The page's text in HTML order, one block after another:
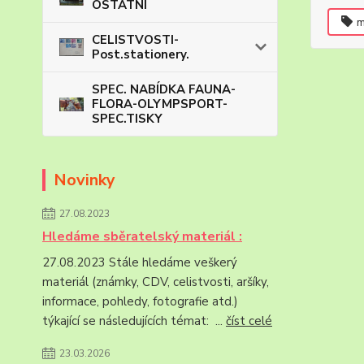
OSTATNÍ
CELISTVOSTI-
Post.stationery.
SPEC. NABÍDKA FAUNA-
FLORA-OLYMPSPORT-
SPEC.TISKY
Novinky
27.08.2023
Hledáme sběratelský materiál :
27.08.2023 Stále hledáme veškerý
materiál (známky, CDV, celistvosti, aršíky,
informace, pohledy, fotografie atd.)
týkající se následujících témat: ... číst celé
23.03.2026